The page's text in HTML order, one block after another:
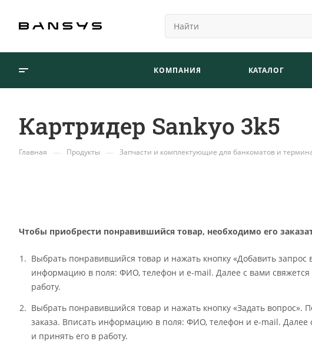
КОМПАНИЯ КАТАЛОГ
Картридер Sankyo 3k5
Главная — Продукты — Запчасти и комплектующие для банкоматов и
Чтобы приобрести понравившийся товар, необходимо его
Выбрать понравившийся товар и нажать кнопку «Добавить
информацию в поля: ФИО, телефон и e-mail. Далее с вами
работу.
Выбрать понравившийся товар и нажать кнопку «Задать
заказа. Вписать информацию в поля: ФИО, телефон и e-mail.
и принять его в работу.